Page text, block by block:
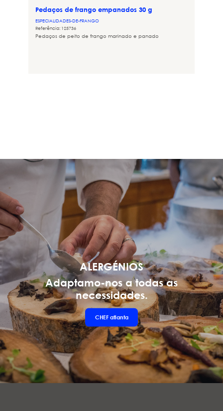
Pedaços de frango empanados 30 g
ESPECIALIDADES-DE-FRANGO
Referência: 125736
Pedaços de peito de frango marinado e panado
ALERGÉNIOS
Adaptamo-nos a todas as
necessidades.
CHEF atlanta